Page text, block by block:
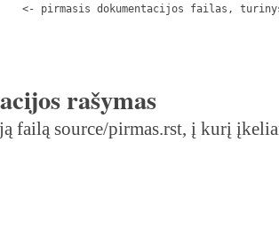
<- pirmasis dokumentacijos failas,
rašymas
failą source/pirmas.rst, į kurį